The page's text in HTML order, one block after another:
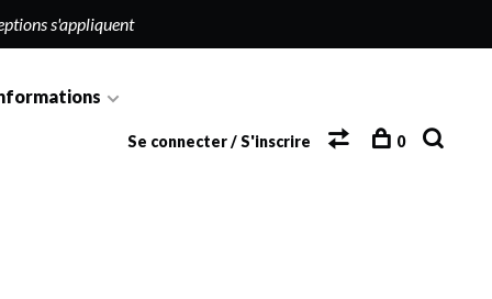
s'appliquent
Se connecter / S'inscrire 0